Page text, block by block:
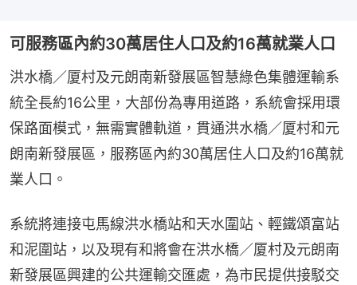
可服務區內約30萬居住人口及約16萬就業人口
洪水橋／厦村及元朗南新發展區智慧綠色集體運輸系
統全長約16公里，大部份為專用道路，系統會採用環
保路面模式，無需實體軌道，貫通洪水橋／厦村和元
朗南新發展區，服務區內約30萬居住人口及約16萬就
業人口。
系統將連接屯馬線洪水橋站和天水圍站、輕鐵頌富站
和泥圍站，以及現有和將會在洪水橋／厦村及元朗南
新發展區興建的公共運輸交匯處，為市民提供接駁交